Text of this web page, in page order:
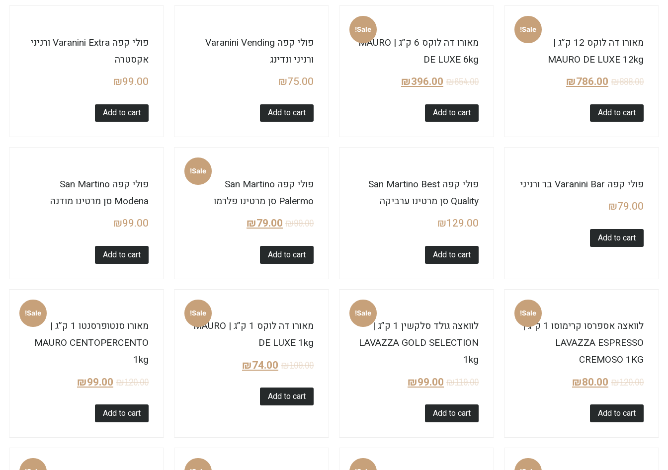
Sale!
מאורו דה לוקס 12 ק”ג |
MAURO DE LUXE 12kg
₪888.00
₪786.00
Add to cart
Sale!
מאורו דה לוקס 6 ק”ג | MAURO
DE LUXE 6kg
₪654.00
₪396.00
Add to cart
פולי קפה Varanini Vending
ורניני ונדינג
₪75.00
Add to cart
פולי קפה Varanini Extra ורניני
אקסטרה
₪99.00
Add to cart
פולי קפה Varanini Bar בר ורניני
₪79.00
Add to cart
פולי קפה San Martino Best
Quality סן מרטינו ערביקה
₪129.00
Add to cart
Sale!
פולי קפה San Martino
Palermo סן מרטינו פלרמו
₪99.00
₪79.00
Add to cart
פולי קפה San Martino
Modena סן מרטינו מודנה
₪99.00
Add to cart
Sale!
לוואצה אספרסו קרימוסו 1 ק”ג |
LAVAZZA ESPRESSO
CREMOSO 1KG
₪120.00
₪80.00
Add to cart
Sale!
לוואצה גולד סלקשין 1 ק”ג |
LAVAZZA GOLD SELECTION
1kg
₪119.00
₪99.00
Add to cart
Sale!
מאורו דה לוקס 1 ק”ג | MAURO
DE LUXE 1kg
₪109.00
₪74.00
Add to cart
Sale!
מאורו סנטופרסנטו 1 ק”ג |
MAURO CENTOPERCENTO
1kg
₪120.00
₪99.00
Add to cart